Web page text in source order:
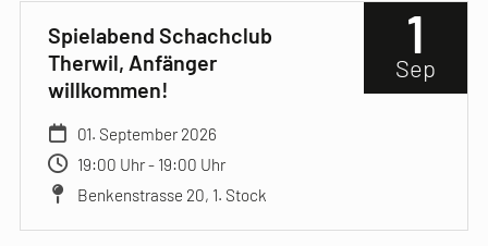
1
Sep
Spielabend Schachclub
Therwil, Anfänger
willkommen!
01. September 2026
19:00 Uhr - 19:00 Uhr
Benkenstrasse 20, 1. Stock